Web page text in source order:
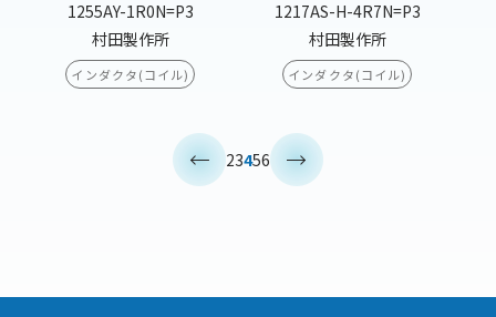
1255AY-1R0N=P3
村田製作所
インダクタ(コイル)
1217AS-H-4R7N=P3
村田製作所
インダクタ(コイル)
23456